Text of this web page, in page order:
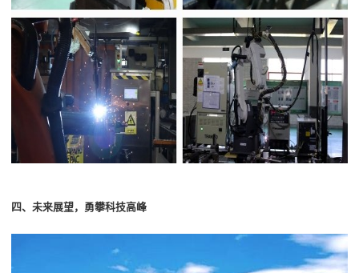
四、未来展望，勇攀科技高峰